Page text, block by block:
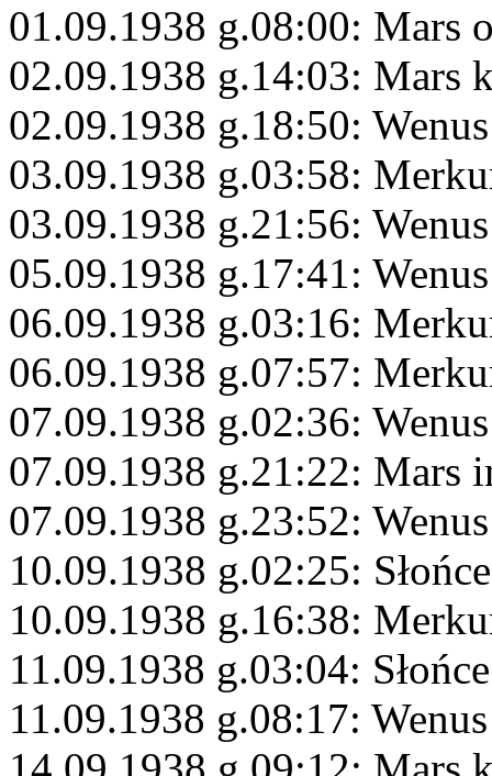
01.09.1938 g.08:00: Mars
02.09.1938 g.14:03: Mars
02.09.1938 g.18:50:
03.09.1938 g.03:58:
03.09.1938 g.21:56:
05.09.1938 g.17:41:
06.09.1938 g.03:16:
06.09.1938 g.07:57:
07.09.1938 g.02:36:
07.09.1938 g.21:22: Mars
07.09.1938 g.23:52:
10.09.1938 g.02:25:
10.09.1938 g.16:38:
11.09.1938 g.03:04:
11.09.1938 g.08:17: